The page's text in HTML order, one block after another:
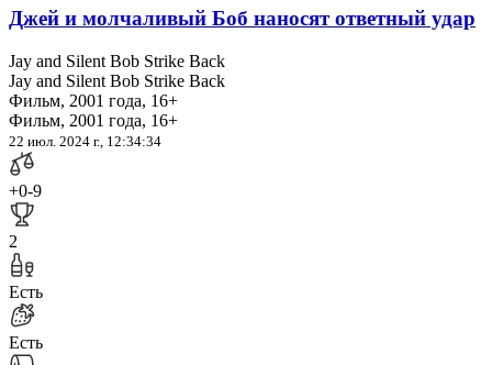
Джей и молчаливый Боб наносят ответный удар
Jay and Silent Bob Strike Back
Jay and Silent Bob Strike Back
Фильм, 2001 года, 16+
Фильм, 2001 года, 16+
22 июл. 2024 г., 12:34:34
+0-9
2
Есть
Есть